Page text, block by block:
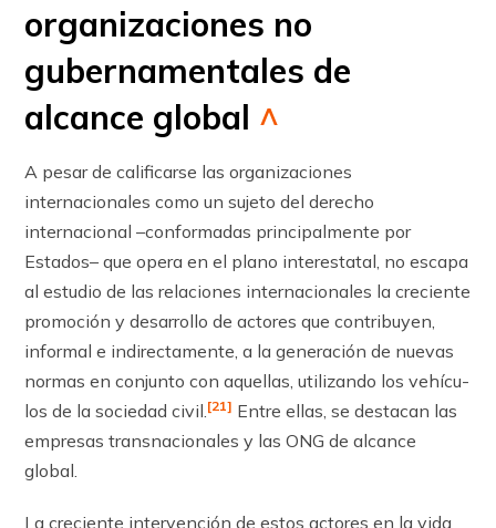
organizaciones no
gubernamentales de
alcance global ^
A pesar de calificarse las organizaciones
internacionales como un sujeto del derecho
internacional –conformadas principalmente por
Estados– que opera en el plano in­terestatal, no escapa
al estudio de las relaciones internacionales la creciente
promoción y desarrollo de actores que contribuyen,
informal e indirectamente, a la generación de nuevas
normas en conjunto con aquellas, utilizando los vehícu­
los de la sociedad civil.[21] Entre ellas, se destacan las
empresas transnacionales y las ONG de alcance
global.
La creciente intervención de estos actores en la vida